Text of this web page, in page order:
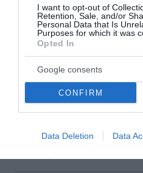
I want to opt-out of
Retention, Sale, and/or
Personal Data that Is
Purposes for which it was
Opted In
Google consents
CONFIRM
Data Deletion Data
Στο προσκήνιο η 90η
της Κυβέρνησης, η
ρόλος του Μαργαρίτη
Κυβερνητικά στελέχη
Πρωθυπουργού στη
Θεσσαλονίκη θα ξεκινήσει